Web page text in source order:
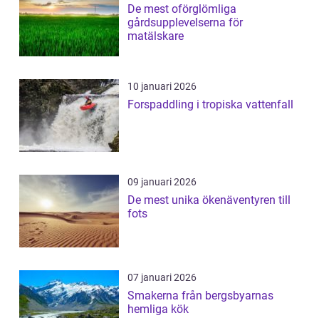
De mest oförglömliga
gårdsupplevelserna för
matälskare
10 januari 2026
Forspaddling i tropiska vattenfall
09 januari 2026
De mest unika ökenäventyren till
fots
07 januari 2026
Smakerna från bergsbyarnas
hemliga kök